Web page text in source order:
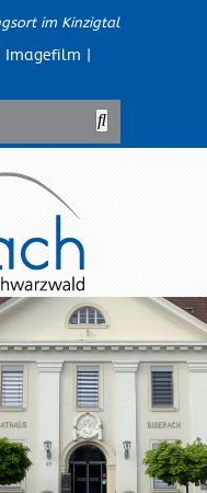
im Kinzigtal
Imagefilm |